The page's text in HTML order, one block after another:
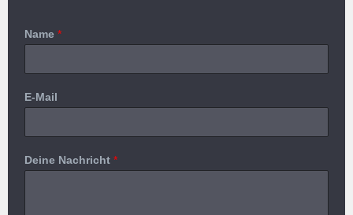
Name *
E-Mail
Deine Nachricht *